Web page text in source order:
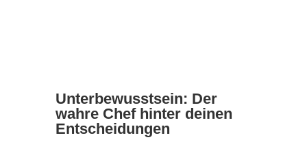
Unterbewusstsein: Der
wahre Chef hinter deinen
Entscheidungen